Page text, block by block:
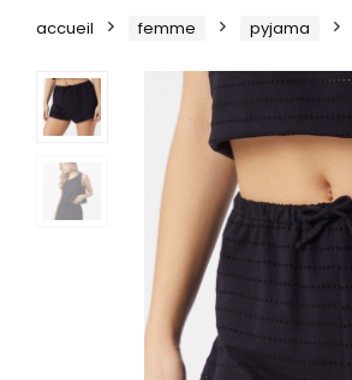
accueil femme pyjama